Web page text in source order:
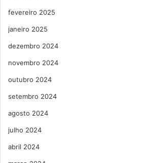
fevereiro 2025
janeiro 2025
dezembro 2024
novembro 2024
outubro 2024
setembro 2024
agosto 2024
julho 2024
abril 2024